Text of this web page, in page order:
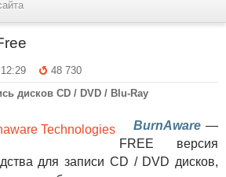
48 730
дисков CD / DVD / Blu-Ray
BurnAware —
FREE версия
для записи CD / DVD дисков,